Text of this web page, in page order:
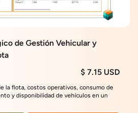
de Gestión Vehicular y
$ 7.15 USD
la flota, costos operativos, consumo de
y disponibilidad de vehículos en un